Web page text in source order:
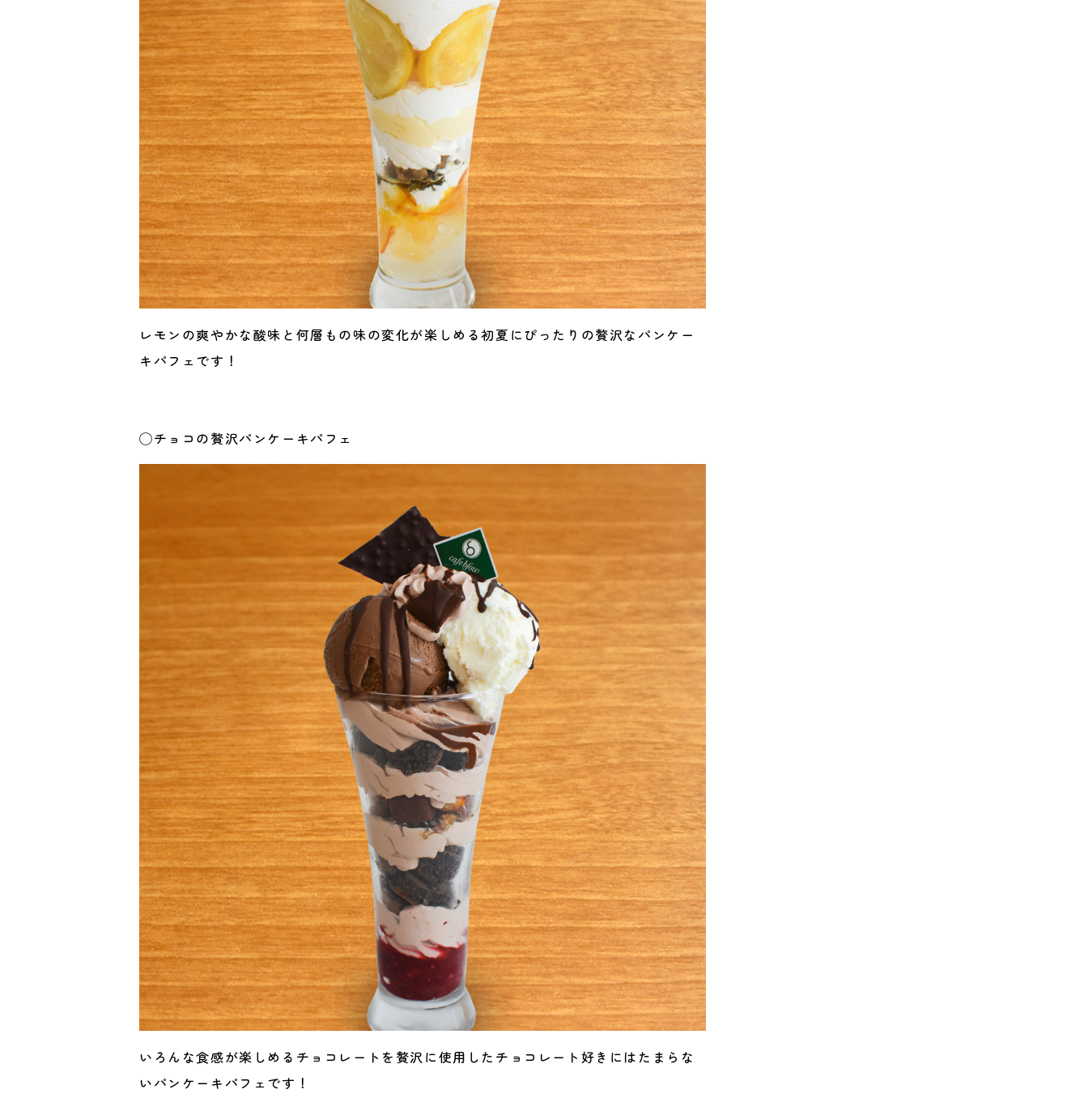
レモンの爽やかな酸味と何層もの味の変化が楽しめる初夏にぴったりの贅沢なパンケー
キパフェです！
◯チョコの贅沢パンケーキパフェ
いろんな食感が楽しめるチョコレートを贅沢に使用したチョコレート好きにはたまらな
いパンケーキパフェです！